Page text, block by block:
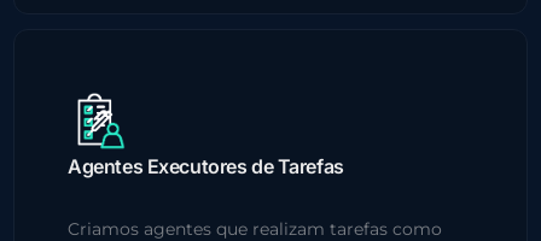
Agentes Executores de Tarefas
Criamos agentes que realizam tarefas como